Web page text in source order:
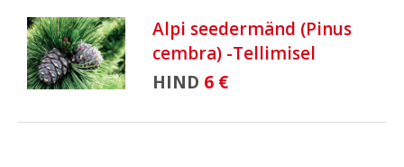
Alpi seedermänd (Pinus
cembra) -Tellimisel
HIND 6 €